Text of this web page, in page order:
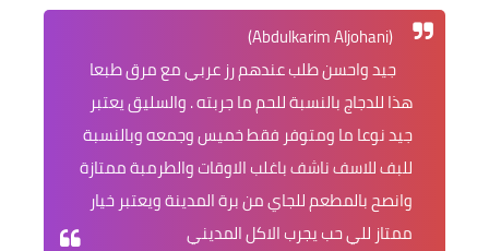
(Abdulkarim Aljohani)
جيد واحسن طلب عندهم رز عربي مع مرق طبعا
هذا للدجاج بالنسبة للحم ما جربته . والسليق يعتبر
جيد نوعا ما ومتوفر فقط خميس وجمعه وبالنسبة
للبف للاسف ناشف باغلب الاوقات والطرمبة ممتازة
وانصح بالمطعم للجاي من برة المدينة ويعتبر خيار
ممتاز للي حب يجرب الاكل المديني